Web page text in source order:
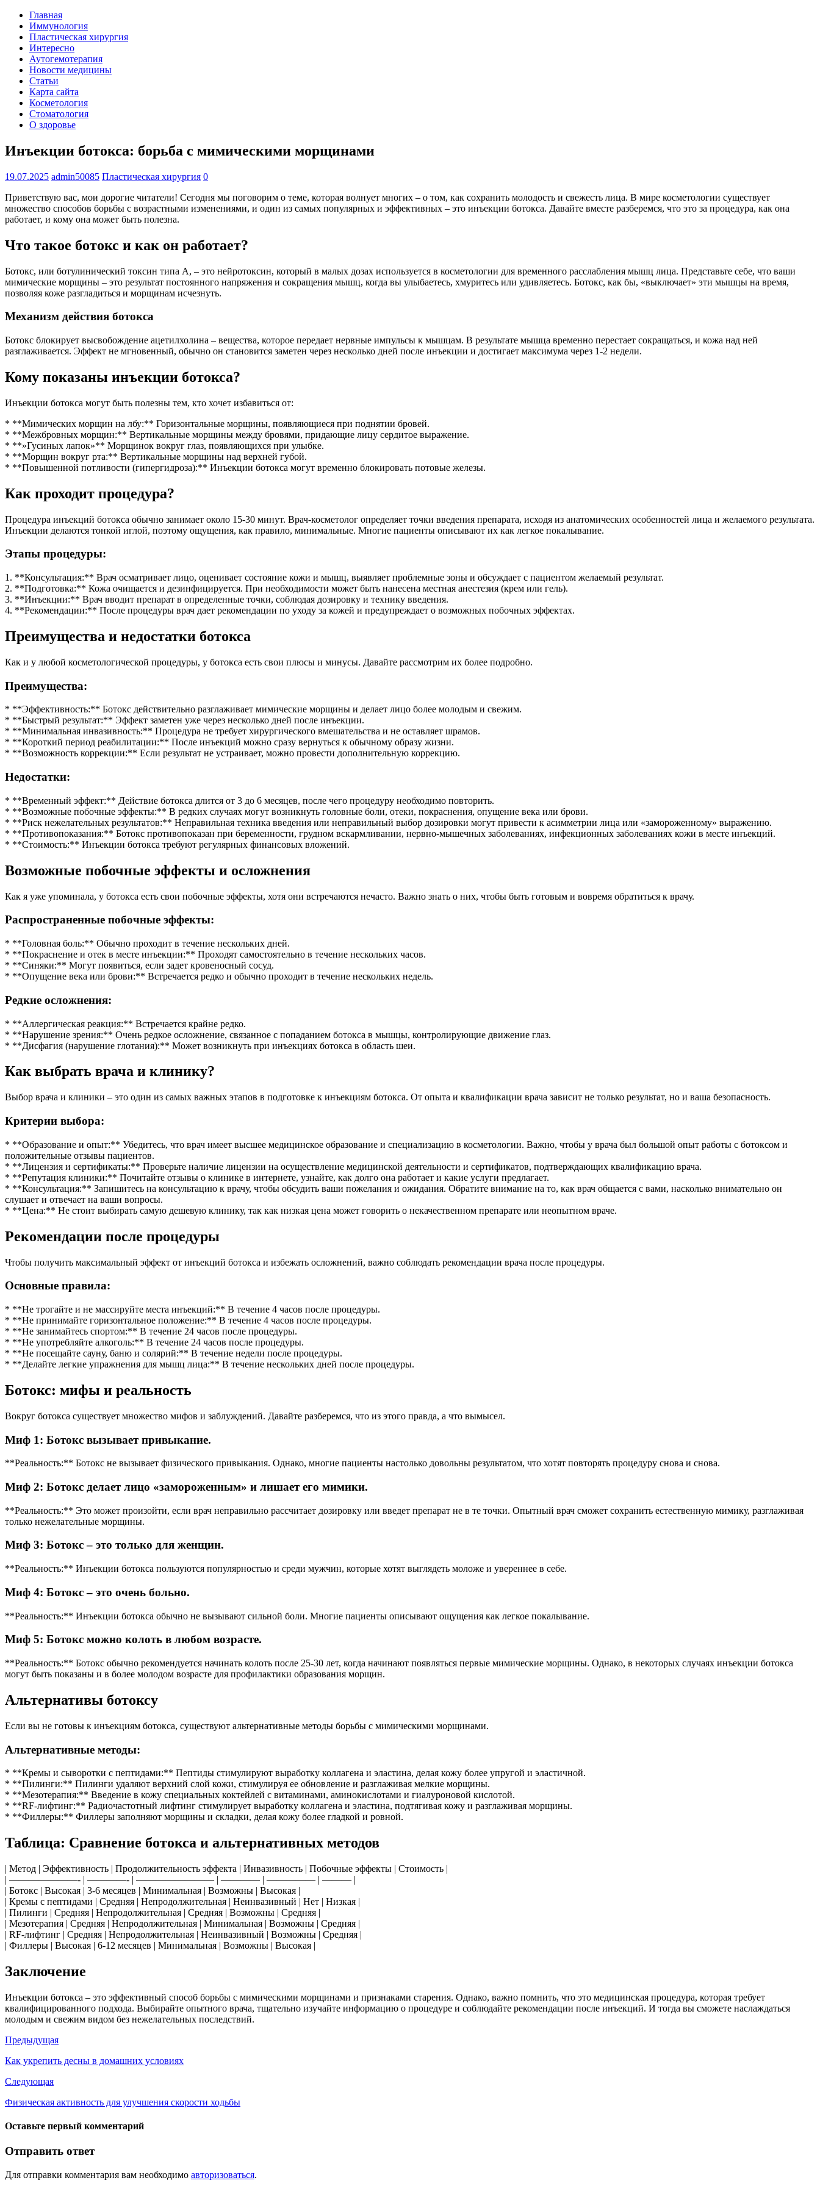
Главная
Иммунология
Пластическая хирургия
Интересно
Аутогемотерапия
Новости медицины
Статьи
Карта сайта
Косметология
Стоматология
О здоровье
Инъекции ботокса: борьба с мимическими морщинами
19.07.2025 admin50085 Пластическая хирургия 0
Приветствую вас, мои дорогие читатели! Сегодня мы поговорим о теме, которая волнует многих – о том, как сохранить молодость и свежесть лица. В мире косметологии существует
множество способов борьбы с возрастными изменениями, и один из самых популярных и эффективных – это инъекции ботокса. Давайте вместе разберемся, что это за процедура, как она
работает, и кому она может быть полезна.
Что такое ботокс и как он работает?
Ботокс, или ботулинический токсин типа А, – это нейротоксин, который в малых дозах используется в косметологии для временного расслабления мышц лица. Представьте себе, что ваши
мимические морщины – это результат постоянного напряжения и сокращения мышц, когда вы улыбаетесь, хмуритесь или удивляетесь. Ботокс, как бы, «выключает» эти мышцы на время,
позволяя коже разгладиться и морщинам исчезнуть.
Механизм действия ботокса
Ботокс блокирует высвобождение ацетилхолина – вещества, которое передает нервные импульсы к мышцам. В результате мышца временно перестает сокращаться, и кожа над ней
разглаживается. Эффект не мгновенный, обычно он становится заметен через несколько дней после инъекции и достигает максимума через 1-2 недели.
Кому показаны инъекции ботокса?
Инъекции ботокса могут быть полезны тем, кто хочет избавиться от:
* **Мимических морщин на лбу:** Горизонтальные морщины, появляющиеся при поднятии бровей.
* **Межбровных морщин:** Вертикальные морщины между бровями, придающие лицу сердитое выражение.
* **»Гусиных лапок»** Морщинок вокруг глаз, появляющихся при улыбке.
* **Морщин вокруг рта:** Вертикальные морщины над верхней губой.
* **Повышенной потливости (гипергидроза):** Инъекции ботокса могут временно блокировать потовые железы.
Как проходит процедура?
Процедура инъекций ботокса обычно занимает около 15-30 минут. Врач-косметолог определяет точки введения препарата, исходя из анатомических особенностей лица и желаемого результата.
Инъекции делаются тонкой иглой, поэтому ощущения, как правило, минимальные. Многие пациенты описывают их как легкое покалывание.
Этапы процедуры:
1. **Консультация:** Врач осматривает лицо, оценивает состояние кожи и мышц, выявляет проблемные зоны и обсуждает с пациентом желаемый результат.
2. **Подготовка:** Кожа очищается и дезинфицируется. При необходимости может быть нанесена местная анестезия (крем или гель).
3. **Инъекции:** Врач вводит препарат в определенные точки, соблюдая дозировку и технику введения.
4. **Рекомендации:** После процедуры врач дает рекомендации по уходу за кожей и предупреждает о возможных побочных эффектах.
Преимущества и недостатки ботокса
Как и у любой косметологической процедуры, у ботокса есть свои плюсы и минусы. Давайте рассмотрим их более подробно.
Преимущества:
* **Эффективность:** Ботокс действительно разглаживает мимические морщины и делает лицо более молодым и свежим.
* **Быстрый результат:** Эффект заметен уже через несколько дней после инъекции.
* **Минимальная инвазивность:** Процедура не требует хирургического вмешательства и не оставляет шрамов.
* **Короткий период реабилитации:** После инъекций можно сразу вернуться к обычному образу жизни.
* **Возможность коррекции:** Если результат не устраивает, можно провести дополнительную коррекцию.
Недостатки:
* **Временный эффект:** Действие ботокса длится от 3 до 6 месяцев, после чего процедуру необходимо повторить.
* **Возможные побочные эффекты:** В редких случаях могут возникнуть головные боли, отеки, покраснения, опущение века или брови.
* **Риск нежелательных результатов:** Неправильная техника введения или неправильный выбор дозировки могут привести к асимметрии лица или «замороженному» выражению.
* **Противопоказания:** Ботокс противопоказан при беременности, грудном вскармливании, нервно-мышечных заболеваниях, инфекционных заболеваниях кожи в месте инъекций.
* **Стоимость:** Инъекции ботокса требуют регулярных финансовых вложений.
Возможные побочные эффекты и осложнения
Как я уже упоминала, у ботокса есть свои побочные эффекты, хотя они встречаются нечасто. Важно знать о них, чтобы быть готовым и вовремя обратиться к врачу.
Распространенные побочные эффекты:
* **Головная боль:** Обычно проходит в течение нескольких дней.
* **Покраснение и отек в месте инъекции:** Проходят самостоятельно в течение нескольких часов.
* **Синяки:** Могут появиться, если задет кровеносный сосуд.
* **Опущение века или брови:** Встречается редко и обычно проходит в течение нескольких недель.
Редкие осложнения:
* **Аллергическая реакция:** Встречается крайне редко.
* **Нарушение зрения:** Очень редкое осложнение, связанное с попаданием ботокса в мышцы, контролирующие движение глаз.
* **Дисфагия (нарушение глотания):** Может возникнуть при инъекциях ботокса в область шеи.
Как выбрать врача и клинику?
Выбор врача и клиники – это один из самых важных этапов в подготовке к инъекциям ботокса. От опыта и квалификации врача зависит не только результат, но и ваша безопасность.
Критерии выбора:
* **Образование и опыт:** Убедитесь, что врач имеет высшее медицинское образование и специализацию в косметологии. Важно, чтобы у врача был большой опыт работы с ботоксом и
положительные отзывы пациентов.
* **Лицензия и сертификаты:** Проверьте наличие лицензии на осуществление медицинской деятельности и сертификатов, подтверждающих квалификацию врача.
* **Репутация клиники:** Почитайте отзывы о клинике в интернете, узнайте, как долго она работает и какие услуги предлагает.
* **Консультация:** Запишитесь на консультацию к врачу, чтобы обсудить ваши пожелания и ожидания. Обратите внимание на то, как врач общается с вами, насколько внимательно он
слушает и отвечает на ваши вопросы.
* **Цена:** Не стоит выбирать самую дешевую клинику, так как низкая цена может говорить о некачественном препарате или неопытном враче.
Рекомендации после процедуры
Чтобы получить максимальный эффект от инъекций ботокса и избежать осложнений, важно соблюдать рекомендации врача после процедуры.
Основные правила:
* **Не трогайте и не массируйте места инъекций:** В течение 4 часов после процедуры.
* **Не принимайте горизонтальное положение:** В течение 4 часов после процедуры.
* **Не занимайтесь спортом:** В течение 24 часов после процедуры.
* **Не употребляйте алкоголь:** В течение 24 часов после процедуры.
* **Не посещайте сауну, баню и солярий:** В течение недели после процедуры.
* **Делайте легкие упражнения для мышц лица:** В течение нескольких дней после процедуры.
Ботокс: мифы и реальность
Вокруг ботокса существует множество мифов и заблуждений. Давайте разберемся, что из этого правда, а что вымысел.
Миф 1: Ботокс вызывает привыкание.
**Реальность:** Ботокс не вызывает физического привыкания. Однако, многие пациенты настолько довольны результатом, что хотят повторять процедуру снова и снова.
Миф 2: Ботокс делает лицо «замороженным» и лишает его мимики.
**Реальность:** Это может произойти, если врач неправильно рассчитает дозировку или введет препарат не в те точки. Опытный врач сможет сохранить естественную мимику, разглаживая
только нежелательные морщины.
Миф 3: Ботокс – это только для женщин.
**Реальность:** Инъекции ботокса пользуются популярностью и среди мужчин, которые хотят выглядеть моложе и увереннее в себе.
Миф 4: Ботокс – это очень больно.
**Реальность:** Инъекции ботокса обычно не вызывают сильной боли. Многие пациенты описывают ощущения как легкое покалывание.
Миф 5: Ботокс можно колоть в любом возрасте.
**Реальность:** Ботокс обычно рекомендуется начинать колоть после 25-30 лет, когда начинают появляться первые мимические морщины. Однако, в некоторых случаях инъекции ботокса
могут быть показаны и в более молодом возрасте для профилактики образования морщин.
Альтернативы ботоксу
Если вы не готовы к инъекциям ботокса, существуют альтернативные методы борьбы с мимическими морщинами.
Альтернативные методы:
* **Кремы и сыворотки с пептидами:** Пептиды стимулируют выработку коллагена и эластина, делая кожу более упругой и эластичной.
* **Пилинги:** Пилинги удаляют верхний слой кожи, стимулируя ее обновление и разглаживая мелкие морщины.
* **Мезотерапия:** Введение в кожу специальных коктейлей с витаминами, аминокислотами и гиалуроновой кислотой.
* **RF-лифтинг:** Радиочастотный лифтинг стимулирует выработку коллагена и эластина, подтягивая кожу и разглаживая морщины.
* **Филлеры:** Филлеры заполняют морщины и складки, делая кожу более гладкой и ровной.
Таблица: Сравнение ботокса и альтернативных методов
| Метод | Эффективность | Продолжительность эффекта | Инвазивность | Побочные эффекты | Стоимость |
| ———————- | ————- | ———————— | ———— | ————— | ——— |
| Ботокс | Высокая | 3-6 месяцев | Минимальная | Возможны | Высокая |
| Кремы с пептидами | Средняя | Непродолжительная | Неинвазивный | Нет | Низкая |
| Пилинги | Средняя | Непродолжительная | Средняя | Возможны | Средняя |
| Мезотерапия | Средняя | Непродолжительная | Минимальная | Возможны | Средняя |
| RF-лифтинг | Средняя | Непродолжительная | Неинвазивный | Возможны | Средняя |
| Филлеры | Высокая | 6-12 месяцев | Минимальная | Возможны | Высокая |
Заключение
Инъекции ботокса – это эффективный способ борьбы с мимическими морщинами и признаками старения. Однако, важно помнить, что это медицинская процедура, которая требует
квалифицированного подхода. Выбирайте опытного врача, тщательно изучайте информацию о процедуре и соблюдайте рекомендации после инъекций. И тогда вы сможете наслаждаться
молодым и свежим видом без нежелательных последствий.
Предыдущая
Как укрепить десны в домашних условиях
Следующая
Физическая активность для улучшения скорости ходьбы
Оставьте первый комментарий
Отправить ответ
Для отправки комментария вам необходимо авторизоваться.